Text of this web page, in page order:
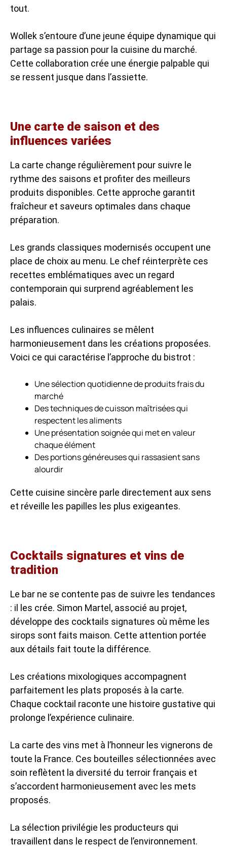
tout.
Wollek s’entoure d’une jeune équipe dynamique qui
partage sa passion pour la cuisine du marché.
Cette collaboration crée une énergie palpable qui
se ressent jusque dans l’assiette.
Une carte de saison et des
influences variées
La carte change régulièrement pour suivre le
rythme des saisons et profiter des meilleurs
produits disponibles. Cette approche garantit
fraîcheur et saveurs optimales dans chaque
préparation.
Les grands classiques modernisés occupent une
place de choix au menu. Le chef réinterprète ces
recettes emblématiques avec un regard
contemporain qui surprend agréablement les
palais.
Les influences culinaires se mêlent
harmonieusement dans les créations proposées.
Voici ce qui caractérise l’approche du bistrot :
Une sélection quotidienne de produits frais du
marché
Des techniques de cuisson maîtrisées qui
respectent les aliments
Une présentation soignée qui met en valeur
chaque élément
Des portions généreuses qui rassasient sans
alourdir
Cette cuisine sincère parle directement aux sens
et réveille les papilles les plus exigeantes.
Cocktails signatures et vins de
tradition
Le bar ne se contente pas de suivre les tendances
: il les crée. Simon Martel, associé au projet,
développe des cocktails signatures où même les
sirops sont faits maison. Cette attention portée
aux détails fait toute la différence.
Les créations mixologiques accompagnent
parfaitement les plats proposés à la carte.
Chaque cocktail raconte une histoire gustative qui
prolonge l’expérience culinaire.
La carte des vins met à l’honneur les vignerons de
toute la France. Ces bouteilles sélectionnées avec
soin reflètent la diversité du terroir français et
s’accordent harmonieusement avec les mets
proposés.
La sélection privilégie les producteurs qui
travaillent dans le respect de l’environnement.